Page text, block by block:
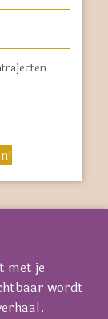
met je
wordt